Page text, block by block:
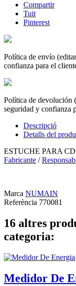
Compartir
Tuit
Pinterest
Política de envío
confianza para el
Política de devolución
seguridad y confianza
Descripció
Detalls del
ESTUCHE PARA
Fabricante /
Marca NUMAIN
Referència 770081
16 altres
categoria:
Medidor De